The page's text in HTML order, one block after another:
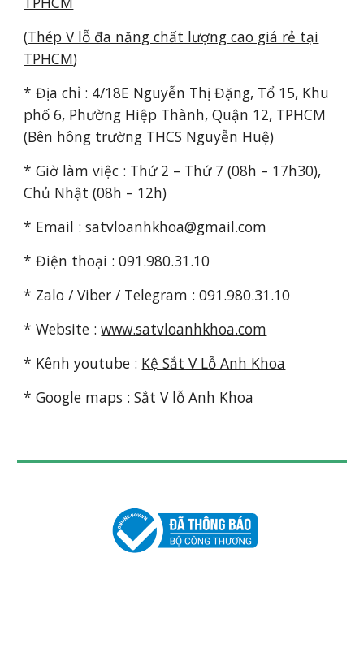
(Thép V lỗ đa năng chất lượng cao giá rẻ tại
TPHCM)
* Địa chỉ : 4/18E Nguyễn Thị Đặng, Tổ 15, Khu
phố 6, Phường Hiệp Thành, Quận 12, TPHCM
(Bên hông trường THCS Nguyễn Huệ)
* Giờ làm việc : Thứ 2 – Thứ 7 (08h – 17h30),
Chủ Nhật (08h – 12h)
* Email : satvloanhkhoa@gmail.com
* Điện thoại : 091.980.31.10
* Zalo / Viber / Telegram : 091.980.31.10
* Website :www.satvloanhkhoa.com
* Kênh youtube : Kệ Sắt V Lỗ Anh Khoa
* Google maps :Sắt V lỗ Anh Khoa